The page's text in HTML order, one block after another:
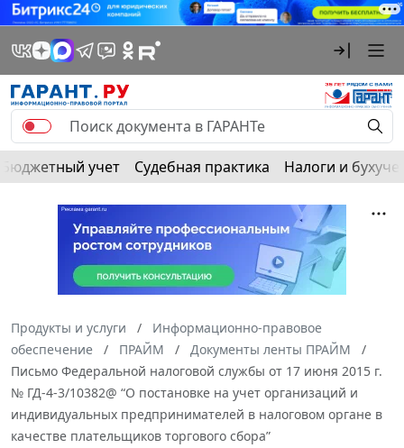
Бюджетный учет Судебная практика Налоги и
Продукты и услуги
Информационно-правовое
обеспечение
ПРАЙМ
Документы ленты ПРАЙМ
Письмо Федеральной налоговой службы от 17 июня 2015 г.
№ ГД-4-3/10382@ “О постановке на учет организаций и
индивидуальных предпринимателей в налоговом органе в
качестве плательщиков торгового сбора”